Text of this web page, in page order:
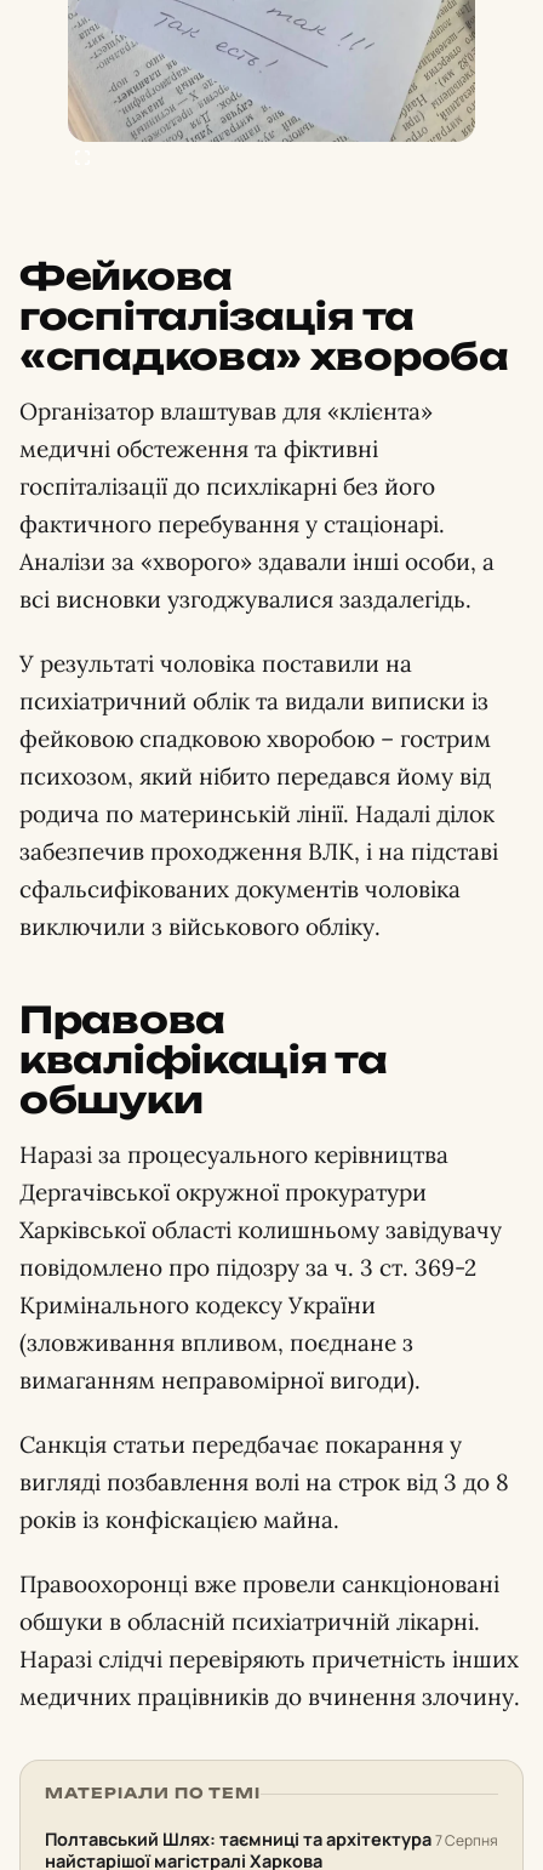
Фейкова
госпіталізація та
«спадкова» хвороба
Організатор влаштував для «клієнта»
медичні обстеження та фіктивні
госпіталізації до психлікарні без його
фактичного перебування у стаціонарі.
Аналізи за «хворого» здавали інші особи, а
всі висновки узгоджувалися заздалегідь.
У результаті чоловіка поставили на
психіатричний облік та видали виписки із
фейковою спадковою хворобою – гострим
психозом, який нібито передався йому від
родича по материнській лінії. Надалі ділок
забезпечив проходження ВЛК, і на підставі
сфальсифікованих документів чоловіка
виключили з військового обліку.
Правова
кваліфікація та
обшуки
Наразі за процесуального керівництва
Дергачівської окружної прокуратури
Харківської області колишньому завідувачу
повідомлено про підозру за ч. 3 ст. 369-2
Кримінального кодексу України
(зловживання впливом, поєднане з
вимаганням неправомірної вигоди).
Санкція статьи передбачає покарання у
вигляді позбавлення волі на строк від 3 до 8
років із конфіскацією майна.
Правоохоронці вже провели санкціоновані
обшуки в обласній психіатричній лікарні.
Наразі слідчі перевіряють причетність інших
медичних працівників до вчинення злочину.
МАТЕРІАЛИ ПО ТЕМІ
Полтавський Шлях: таємниці та архітектура
найстарішої магістралі Харкова
7 Серпня